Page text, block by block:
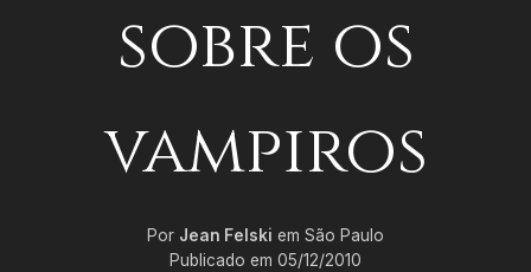
sobre os
vampiros
Por Jean Felski em São Paulo
Publicado em 05/12/2010